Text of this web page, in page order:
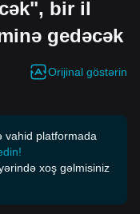
bir il
gedəcək
Orijinal göstərin
vahid platformada
xoş gəlmisiniz